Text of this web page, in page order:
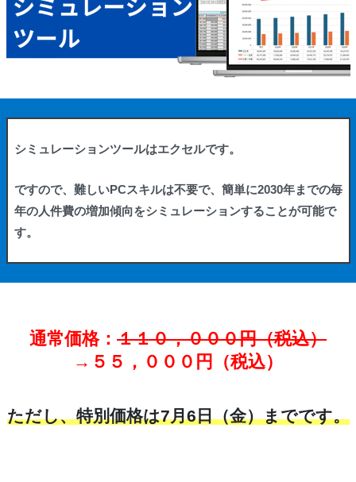
シミュレーションツールはエクセルです。
ですので、難しいPCスキルは不要で、簡単に2030年までの毎
年の人件費の増加傾向をシミュレーションすることが可能で
す。
通常価格： １１０，０００円（税込）
→５５，０００円（税込）
ただし、特別価格は7月6日（金）までです。